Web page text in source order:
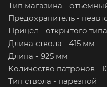
Тип магазина -
Предохранитель -
Прицел - открытого типа
Длина ствола - 415 мм
Длина - 925 мм
Количество патронов -
Тип ствола - нарезной